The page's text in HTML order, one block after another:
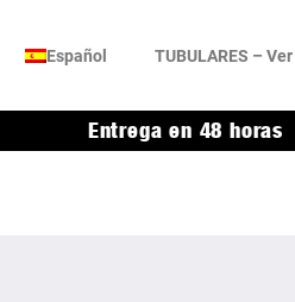
Español TUBULARES –
Entrega en 48 horas